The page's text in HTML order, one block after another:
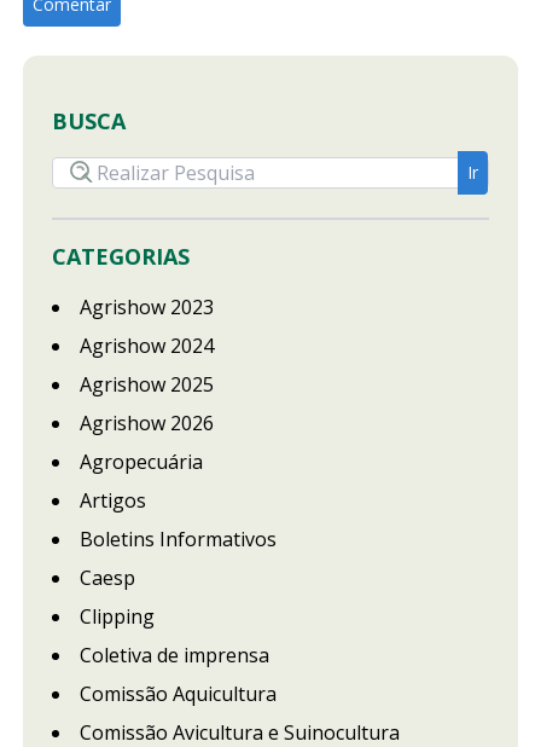
BUSCA
CATEGORIAS
Agrishow 2023
Agrishow 2024
Agrishow 2025
Agrishow 2026
Agropecuária
Artigos
Boletins Informativos
Caesp
Clipping
Coletiva de imprensa
Comissão Aquicultura
Comissão Avicultura e Suinocultura